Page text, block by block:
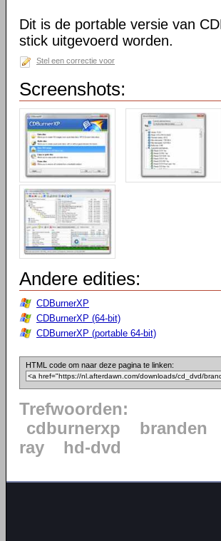
Dit is de portable versie van
stick uitgevoerd worden.
Stel een correctie voor
Screenshots:
Andere edities:
CDBurnerXP
CDBurnerXP (64-bit)
CDBurnerXP (portable 64-bit)
HTML code om naar deze pagina te linken:
Trefwoorden:
cdburnerxp
branden
ray
hd-dvd